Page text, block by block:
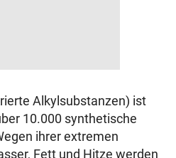
Alkylsubstanzen) ist
10.000 synthetische
ihrer extremen
Fett und Hitze werden